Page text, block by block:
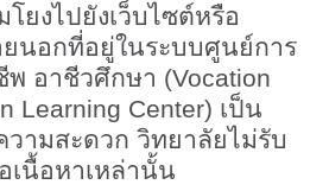
โยงไปยังเว็บไซต์หรือ
ยนอกที่อยู่ในระบบศูนย์การ
พ อาชีวศึกษา (Vocation
Learning Center) เป็น
วามสะดวก วิทยาลัยไม่รับ
เนื้อหาเหล่านั้น